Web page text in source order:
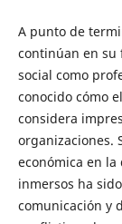
A punto de
continúan en su
social como
conocido cómo
considera
organizaciones.
económica en
inmersos ha
comunicación y